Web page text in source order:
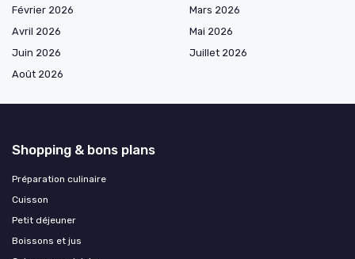
Février 2026
Mars 2026
Avril 2026
Mai 2026
Juin 2026
Juillet 2026
Août 2026
Shopping & bons plans
Préparation culinaire
Cuisson
Petit déjeuner
Boissons et jus